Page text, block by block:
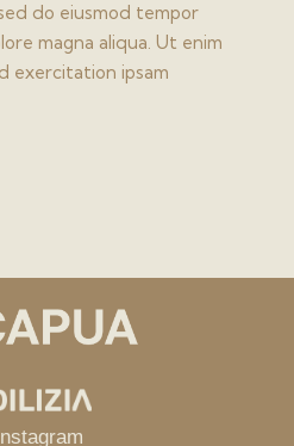
do eiusmod tempor
magna aliqua. Ut enim
exercitation ipsam